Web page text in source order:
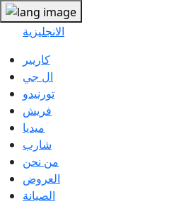
الانجليزية
كاريير
ال جي
تورنيدو
فريش
ميديا
شارب
من نحن
العروض
الصيانة